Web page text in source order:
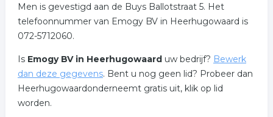
Men is gevestigd aan de Buys Ballotstraat 5. Het
telefoonnummer van Emogy BV in Heerhugowaard is
072-5712060.
Is Emogy BV in Heerhugowaarduw bedrijf? Bewerk
dan deze gegevens. Bent u nog geen lid? Probeer dan
Heerhugowaardonderneemt gratis uit, klik op lid
worden.